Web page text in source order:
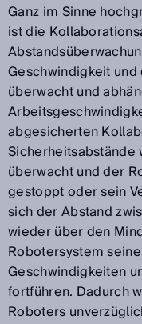
Ganz im Sinne
ist die
Geschwindigkeit
überwacht und
abgesicherten
überwacht und der
gestoppt oder sein
sich der Abstand
wieder über den
Robotersystem
Geschwindigkeiten
fortführen. Dadurch
Roboters